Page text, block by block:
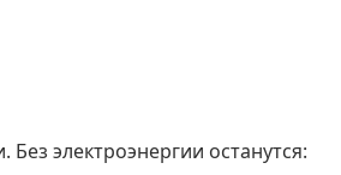
электроэнергии останутся: